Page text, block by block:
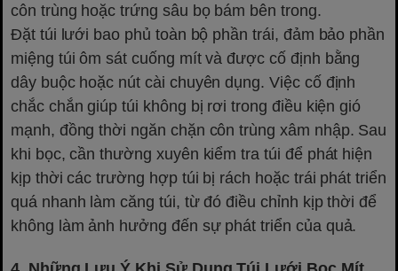
côn trùng hoặc trứng sâu bọ bám bên trong.
Đặt túi lưới bao phủ toàn bộ phần trái, đảm bảo phần
miệng túi ôm sát cuống mít và được cố định bằng
dây buộc hoặc nút cài chuyên dụng. Việc cố định
chắc chắn giúp túi không bị rơi trong điều kiện gió
mạnh, đồng thời ngăn chặn côn trùng xâm nhập. Sau
khi bọc, cần thường xuyên kiểm tra túi để phát hiện
kịp thời các trường hợp túi bị rách hoặc trái phát triển
quá nhanh làm căng túi, từ đó điều chỉnh kịp thời để
không làm ảnh hưởng đến sự phát triển của quả.